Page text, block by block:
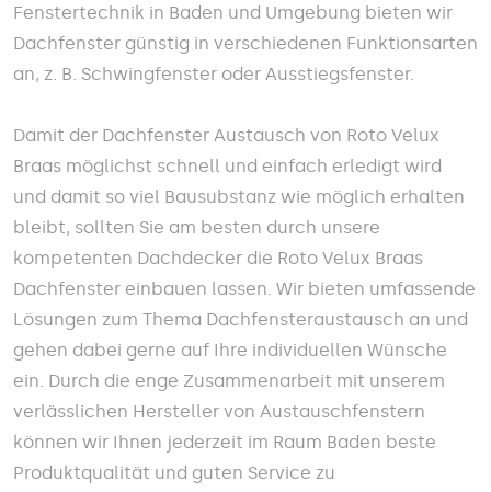
Fenstertechnik in Baden und Umgebung bieten wir
Dachfenster günstig in verschiedenen Funktionsarten
an, z. B. Schwingfenster oder Ausstiegsfenster.
Damit der Dachfenster Austausch von Roto Velux
Braas möglichst schnell und einfach erledigt wird
und damit so viel Bausubstanz wie möglich erhalten
bleibt, sollten Sie am besten durch unsere
kompetenten Dachdecker die Roto Velux Braas
Dachfenster einbauen lassen. Wir bieten umfassende
Lösungen zum Thema Dachfensteraustausch an und
gehen dabei gerne auf Ihre individuellen Wünsche
ein. Durch die enge Zusammenarbeit mit unserem
verlässlichen Hersteller von Austauschfenstern
können wir Ihnen jederzeit im Raum Baden beste
Produktqualität und guten Service zu